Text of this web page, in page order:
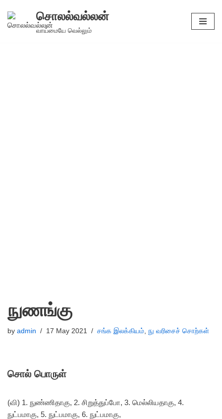
Skip
சொலல்வல்லன்
வாய்மையே வெல்லும்
நுணங்கு
by admin 17 May 2021 சங்க இலக்கியம், நு வரிசைச் சொற்கள்
சொல் பொருள்
(வி) 1. நுண்ணிதாகு, 2. சிறுத்துப்போ, 3. மெல்லியதாகு, 4.
நுட்பமாகு, 5. நுட்பமாகு, 6. நுட்பமாகு,